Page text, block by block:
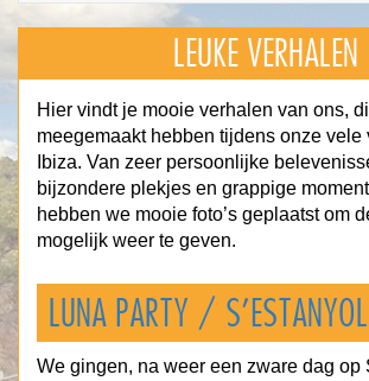
LEUKE VERHALEN
Hier vindt je mooie verhalen van ons,
meegemaakt hebben tijdens onze vele
Ibiza. Van zeer persoonlijke
bijzondere plekjes en grappige
hebben we mooie foto’s geplaatst om
mogelijk weer te geven.
LUNA PARTY / S’ESTANYOL
We gingen, na weer een zware dag op